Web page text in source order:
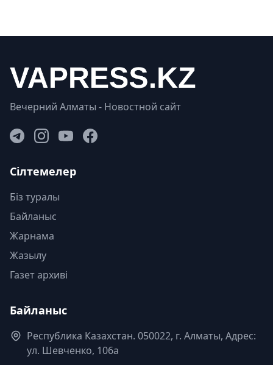
Вечерний Алматы - Новостной сайт
Сілтемелер
Біз туралы
Байланыс
Жарнама
Жазылу
Газет архиві
Байланыс
Республика Казахстан. 050022, г. Алматы, Адрес:
ул. Шевченко, 106а